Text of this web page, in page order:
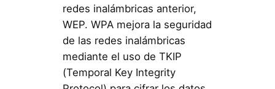
redes inalámbricas anterior,
WEP. WPA mejora la seguridad
de las redes inalámbricas
mediante el uso de TKIP
(Temporal Key Integrity